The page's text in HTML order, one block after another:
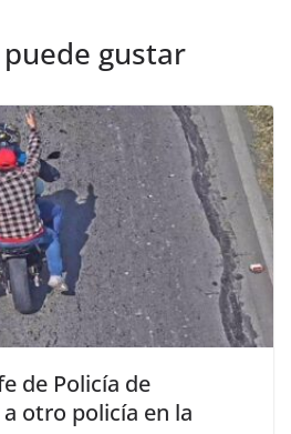
gustar
de Policía de
otro policía en la